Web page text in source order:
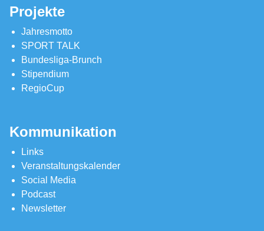
Projekte
Jahresmotto
SPORT TALK
Bundesliga-Brunch
Stipendium
RegioCup
Kommunikation
Links
Veranstaltungskalender
Social Media
Podcast
Newsletter